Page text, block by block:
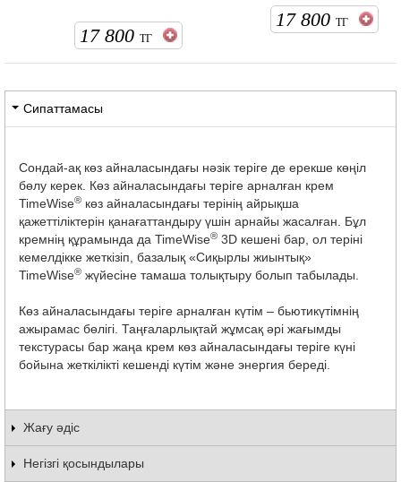
17 800 ТГ
17 800 ТГ
Сипаттамасы
Сондай-ақ көз айналасындағы нәзік теріге де ерекше көңіл
бөлу керек. Көз айналасындағы теріге арналған крем
TimeWise® көз айналасындағы терінің айрықша
қажеттіліктерін қанағаттандыру үшін арнайы жасалған. Бұл
кремнің құрамында да TimeWise® 3D кешені бар, ол теріні
кемелдікке жеткізіп, базалық «Сиқырлы жиынтық»
TimeWise® жүйесіне тамаша толықтыру болып табылады.
Көз айналасындағы теріге арналған күтім – бьютикүтімнің
ажырамас бөлігі. Таңғаларлықтай жұмсақ әрі жағымды
текстурасы бар жаңа крем көз айналасындағы теріге күні
бойына жеткілікті кешенді күтім және энергия береді.
Жағу әдіс
Негізгі қосындылары